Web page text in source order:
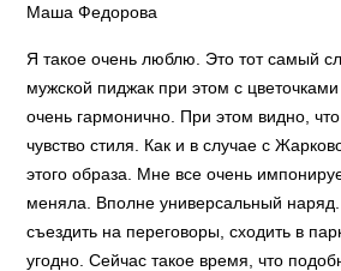
Маша Федорова
Я такое очень люблю. Это тот самый
мужской пиджак при этом с
очень гармонично. При этом видно, что
чувство стиля. Как и в случае с
этого образа. Мне все очень
меняла. Вполне универсальный
съездить на переговоры, сходить в
угодно. Сейчас такое время, что